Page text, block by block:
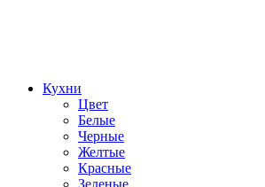
Кухни
Цвет
Белые
Черные
Желтые
Красные
Зеленые